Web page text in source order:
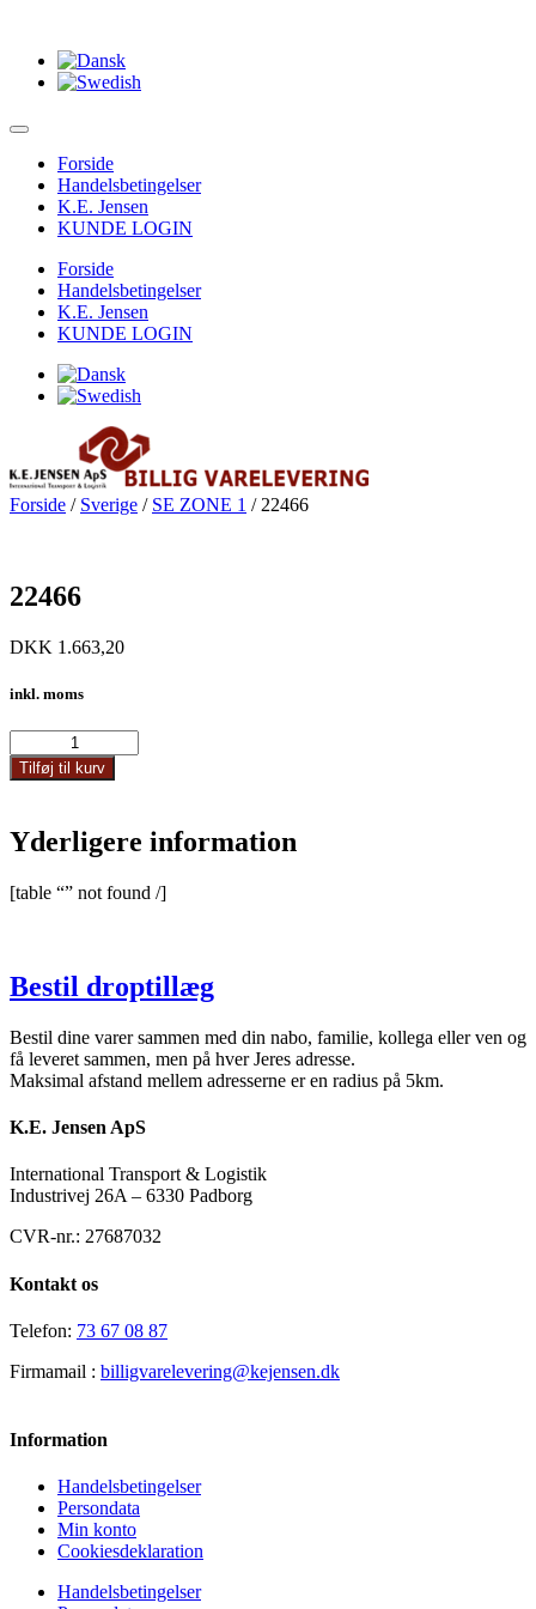
Forside
Handelsbetingelser
K.E. Jensen
KUNDE LOGIN
Forside
Handelsbetingelser
K.E. Jensen
KUNDE LOGIN
Forside / Sverige / SE ZONE 1 / 22466
22466
DKK 1.663,20
inkl. moms
antal
Tilføj til kurv
Yderligere information
[table “” not found /]
Bestil droptillæg
Bestil dine varer sammen med din nabo, familie, kollega eller ven og
få leveret sammen, men på hver Jeres adresse.
Maksimal afstand mellem adresserne er en radius på 5km.
K.E. Jensen ApS
International Transport & Logistik
Industrivej 26A – 6330 Padborg
CVR-nr.: 27687032
Kontakt os
Telefon: 73 67 08 87
Firmamail : billigvarelevering@kejensen.dk
Information
Handelsbetingelser
Persondata
Min konto
Cookiesdeklaration
Handelsbetingelser